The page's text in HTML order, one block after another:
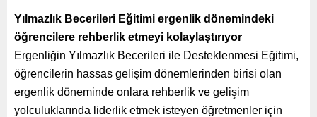
Yılmazlık Becerileri Eğitimi ergenlik dönemindeki
öğrencilere rehberlik etmeyi kolaylaştırıyor
Ergenliğin Yılmazlık Becerileri ile Desteklenmesi Eğitimi,
öğrencilerin hassas gelişim dönemlerinden birisi olan
ergenlik döneminde onlara rehberlik ve gelişim
yolculuklarında liderlik etmek isteyen öğretmenler için